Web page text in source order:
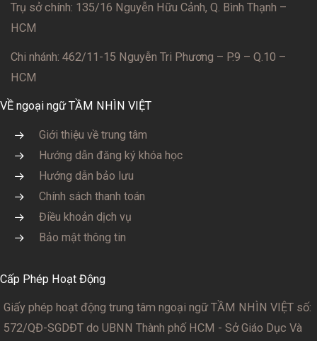
Trụ sở chính: 135/16 Nguyễn Hữu Cảnh, Q. Bình Thạnh –
HCM
Chi nhánh: 462/11-15 Nguyễn Tri Phương – P.9 – Q.10 –
HCM
VỀ ngoại ngữ TẦM NHÌN VIỆT
Giới thiệu về trung tâm
Hướng dẫn đăng ký khóa học
Hướng dẫn bảo lưu
Chính sách thanh toán
Điều khoản dịch vụ
Bảo mật thông tin
Cấp Phép Hoạt Động
Giấy phép hoạt động trung tâm ngoại ngữ TẦM NHÌN VIỆT số:
572/QĐ-SGDĐT do UBNN Thành phố HCM - Sở Giáo Dục Và